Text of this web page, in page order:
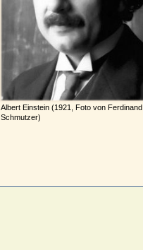
Albert Einstein (1921, Foto von Ferdinand
Schmutzer)